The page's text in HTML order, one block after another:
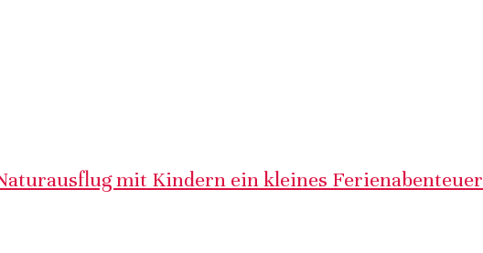
mit Kindern ein kleines Ferienabenteuer